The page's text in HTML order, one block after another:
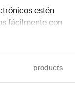
estén
fácilmente con
de
products